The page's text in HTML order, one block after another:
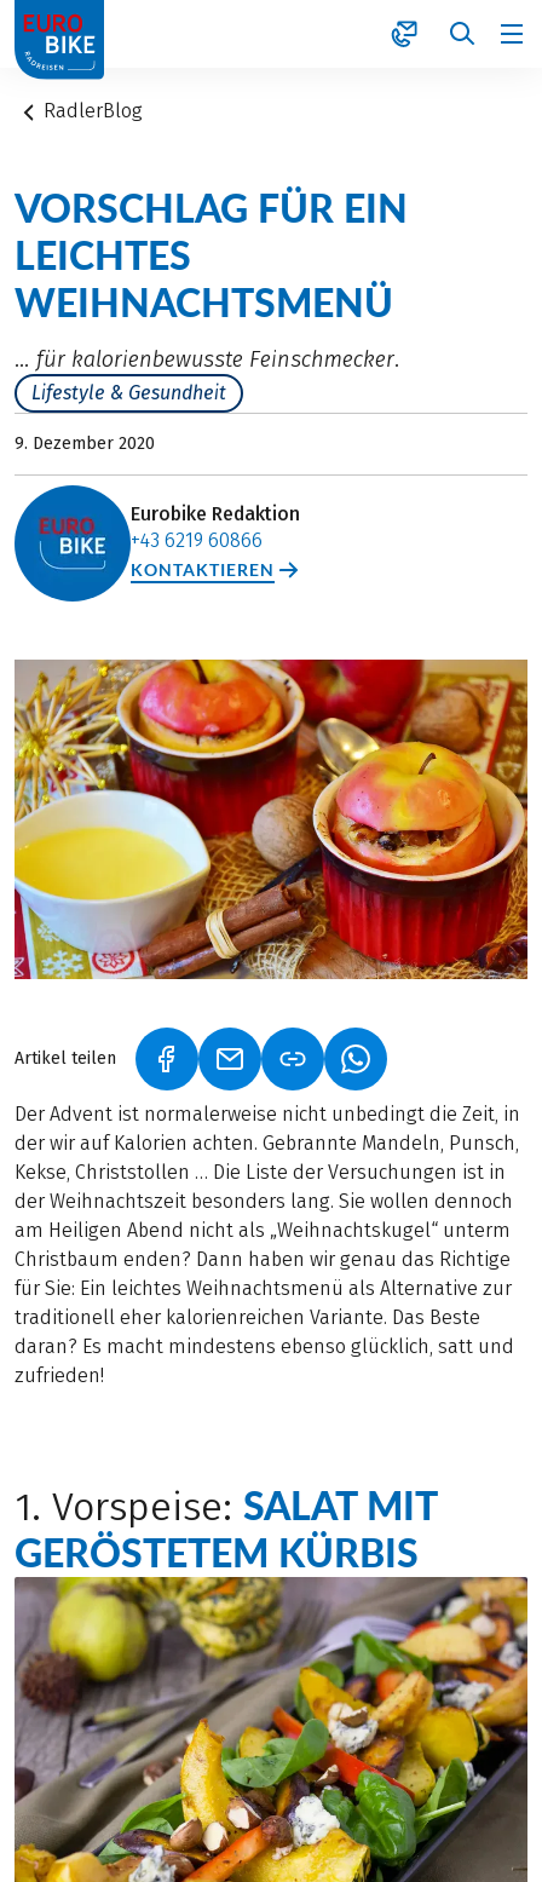
1
RadlerBlog
VORSCHLAG FÜR EIN
LEICHTES
WEIHNACHTSMENÜ
… für kalorienbewusste Feinschmecker.
Lifestyle & Gesundheit
9. Dezember 2020
Eurobike Redaktion
+43 6219 60866
KONTAKTIEREN
Artikel teilen (LINK ÖFFNET IN NEUEM TAB)
(LINK ÖFFNET IN NEUEM TAB)
(LINK ÖFFNET IN
Der Advent ist normalerweise nicht unbedingt die Zeit, in
der wir auf Kalorien achten. Gebrannte Mandeln, Punsch,
Kekse, Christstollen … Die Liste der Versuchungen ist in
der Weihnachtszeit besonders lang. Sie wollen dennoch
am Heiligen Abend nicht als „Weihnachtskugel“ unterm
Christbaum enden? Dann haben wir genau das Richtige
für Sie: Ein leichtes Weihnachtsmenü als Alternative zur
traditionell eher kalorienreichen Variante. Das Beste
daran? Es macht mindestens ebenso glücklich, satt und
zufrieden!
1. Vorspeise: SALAT MIT
GERÖSTETEM KÜRBIS